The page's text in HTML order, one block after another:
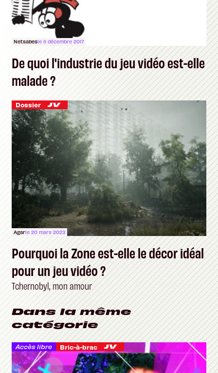
Netsabesle 11 décembre 2017
De quoi l'industrie du jeu vidéo est-elle
malade ?
Dossier
Agarle 20 mars 2023
Pourquoi la Zone est-elle le décor idéal
pour un jeu vidéo ?
Tchernobyl, mon amour
Dans la même
catégorie
Accès libre Bric-à-brac